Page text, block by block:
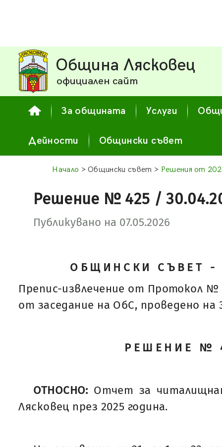
Община Лясковец
официален сайт
За общината Услуги
Дейности Общински съвет
Начало > Общински съвет > Решения от
Решение № 425 /
Публикувано на 07.05.2026
ОБЩИНСКИ СЪВЕТ -
Препис-извлечение от Протокол №
от заседание на ОбС, проведено на
РЕШЕНИЕ №
ОТНОСНО: Отчет за
Лясковец през 2025 година.